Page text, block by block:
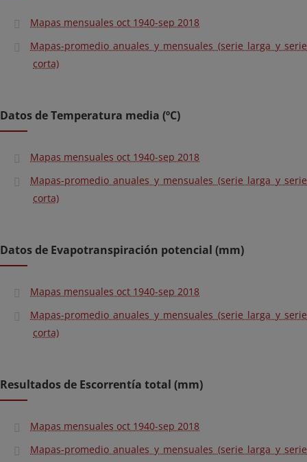
Mapas mensuales oct 1940-sep 2018
Mapas-promedio anuales y mensuales (serie larga y serie
corta)
Datos de Temperatura media (ºC)
Mapas mensuales oct 1940-sep 2018
Mapas-promedio anuales y mensuales (serie larga y serie
corta)
Datos de Evapotranspiración potencial (mm)
Mapas mensuales oct 1940-sep 2018
Mapas-promedio anuales y mensuales (serie larga y serie
corta)
Resultados de Escorrentía total (mm)
Mapas mensuales oct 1940-sep 2018
Mapas-promedio anuales y mensuales (serie larga y serie